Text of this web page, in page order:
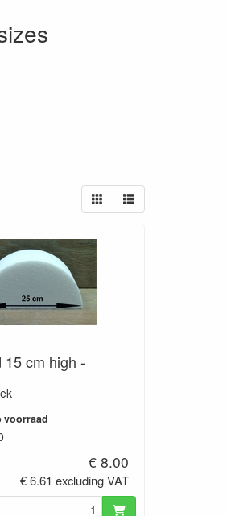
15 cm high -
voorraad
€ 8.00
€ 6.61 excluding VAT